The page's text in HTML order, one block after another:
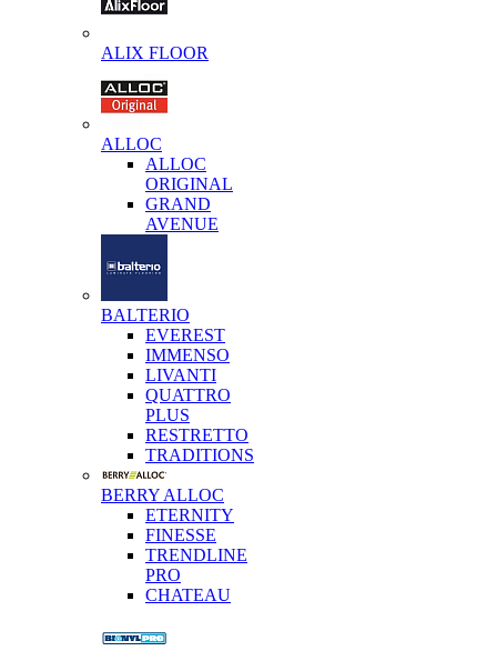
ALIX FLOOR
ALLOC
ALLOC
ORIGINAL
GRAND
AVENUE
BALTERIO
EVEREST
IMMENSO
LIVANTI
QUATTRO
PLUS
RESTRETTO
TRADITIONS
BERRY ALLOC
ETERNITY
FINESSE
TRENDLINE
PRO
CHATEAU